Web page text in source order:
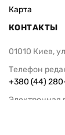
Карта
КОНТАКТЫ
01010 Киев,
Телефон
+380 (44)
Электронная